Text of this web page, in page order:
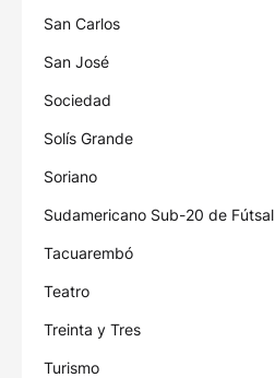
San Carlos
San José
Sociedad
Solís Grande
Soriano
Sudamericano Sub-20 de Fútsal
Tacuarembó
Teatro
Treinta y Tres
Turismo